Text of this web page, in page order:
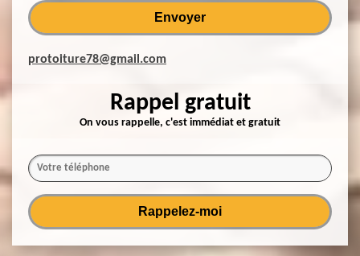
protoiture78@gmail.com
Rappel gratuit
On vous rappelle, c'est immédiat et gratuit